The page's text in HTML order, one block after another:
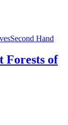
Second Hand
Forests of